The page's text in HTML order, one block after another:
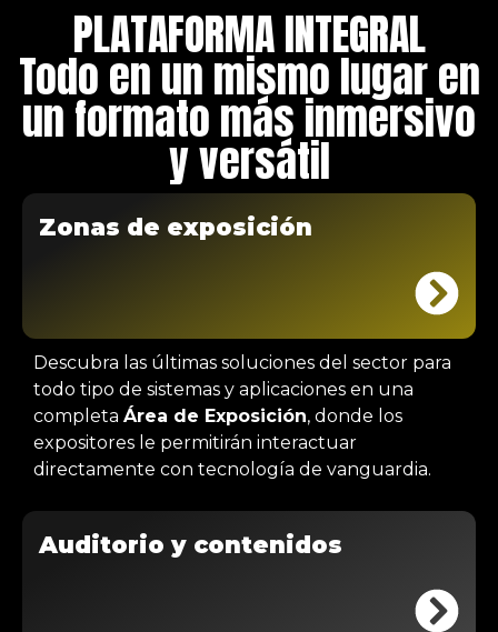
PLATAFORMA INTEGRAL
Todo en un mismo lugar en
un formato más inmersivo
y versátil
Zonas de exposición
Descubra las últimas soluciones del sector para
todo tipo de sistemas y aplicaciones en una
completa Área de Exposición, donde los
expositores le permitirán interactuar
directamente con tecnología de vanguardia.
Auditorio y contenidos